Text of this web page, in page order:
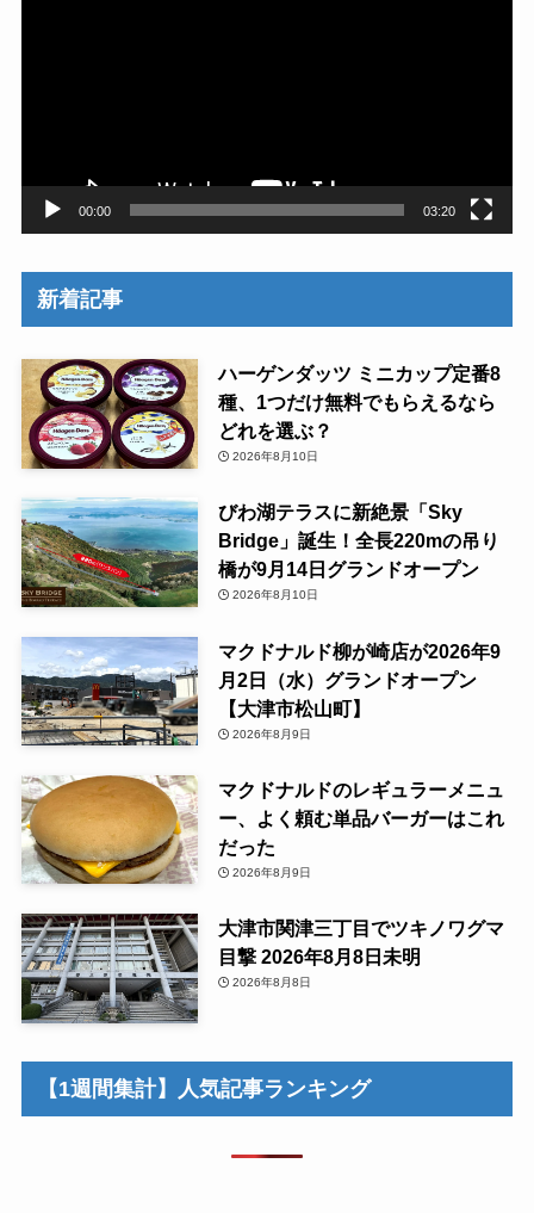
00:00 03:20
新着記事
ハーゲンダッツ ミニカップ定番8
種、1つだけ無料でもらえるなら
どれを選ぶ？
2026年8月10日
びわ湖テラスに新絶景「Sky
Bridge」誕生！全長220mの吊り
橋が9月14日グランドオープン
2026年8月10日
マクドナルド柳が崎店が2026年9
月2日（水）グランドオープン
【大津市松山町】
2026年8月9日
マクドナルドのレギュラーメニュ
ー、よく頼む単品バーガーはこれ
だった
2026年8月9日
大津市関津三丁目でツキノワグマ
目撃 2026年8月8日未明
2026年8月8日
【1週間集計】人気記事ランキング